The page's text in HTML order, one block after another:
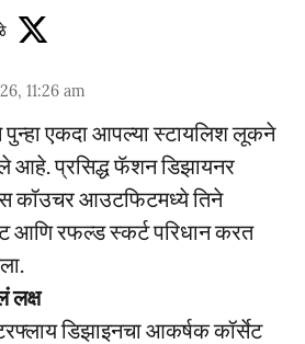
11:26 am
पुन्हा एकदा आपल्या स्टायलिश लूकने
आहे. प्रसिद्ध फॅशन डिझायनर
कॉउचर आउटफिटमध्ये तिने
आणि रफल्ड स्कर्ट परिधान करत
लक्ष
डिझाइनचा आकर्षक कॉर्सेट